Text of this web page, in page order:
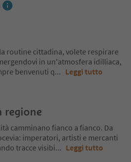
routine cittadina, volete respirare
in un'atmosfera idilliaca,
benvenuti q... Leggi tutto
regione
camminano fianco a fianco. Da
imperatori, artisti e mercanti
tracce visibi... Leggi tutto